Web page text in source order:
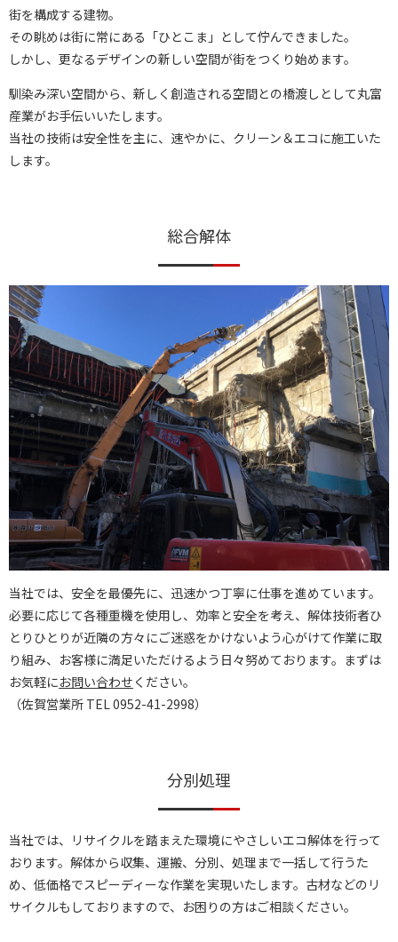
街を構成する建物。
その眺めは街に常にある「ひとこま」として佇んできました。
しかし、更なるデザインの新しい空間が街をつくり始めます。
馴染み深い空間から、新しく創造される空間との橋渡しとして丸富
産業がお手伝いいたします。
当社の技術は安全性を主に、速やかに、クリーン＆エコに施工いた
します。
総合解体
当社では、安全を最優先に、迅速かつ丁寧に仕事を進めています。
必要に応じて各種重機を使用し、効率と安全を考え、解体技術者ひ
とりひとりが近隣の方々にご迷惑をかけないよう心がけて作業に取
り組み、お客様に満足いただけるよう日々努めております。まずは
お気軽にお問い合わせ ください。
（佐賀営業所 TEL 0952-41-2998）
分別処理
当社では、リサイクルを踏まえた環境にやさしいエコ解体を行って
おります。解体から収集、運搬、分別、処理まで一括して行うた
め、低価格でスピーディーな作業を実現いたします。古材などのリ
サイクルもしておりますので、お困りの方はご相談ください。